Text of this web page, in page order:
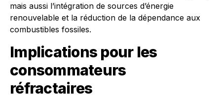
mais aussi l’intégration de sources d’énergie
renouvelable et la réduction de la dépendance aux
combustibles fossiles.
Implications pour les
consommateurs
réfractaires